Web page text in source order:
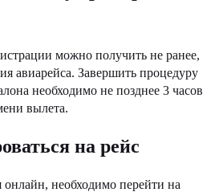
можно получить не ранее,
авиарейса. Завершить процедуру
необходимо не позднее 3 часов
вылета.
на рейс
онлайн, необходимо перейти на